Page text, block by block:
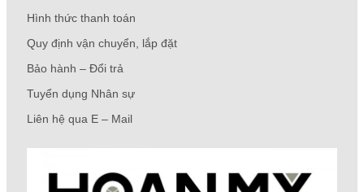
Hình thức thanh toán
Quy định vận chuyển, lắp đặt
Bảo hành – Đổi trả
Tuyển dụng Nhân sự
Liên hệ qua E – Mail